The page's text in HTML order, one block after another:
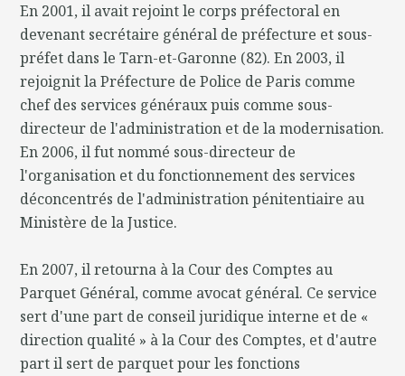
En 2001, il avait rejoint le corps préfectoral en
devenant secrétaire général de préfecture et sous-
préfet dans le Tarn-et-Garonne (82). En 2003, il
rejoignit la Préfecture de Police de Paris comme
chef des services généraux puis comme sous-
directeur de l'administration et de la modernisation.
En 2006, il fut nommé sous-directeur de
l'organisation et du fonctionnement des services
déconcentrés de l'administration pénitentiaire au
Ministère de la Justice.
En 2007, il retourna à la Cour des Comptes au
Parquet Général, comme avocat général. Ce service
sert d'une part de conseil juridique interne et de «
direction qualité » à la Cour des Comptes, et d'autre
part il sert de parquet pour les fonctions